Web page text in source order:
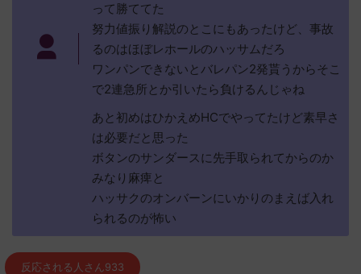
って勝ててた
努力値振り解説のとこにもあったけど、事故
るのはほぼレホールのハッサムだろ
ワンパンできないとバレパン2発貰うからそこ
で2連急所とか引いたら負けるんじゃね
あと初めはひかえめHCでやってたけど素早さ
は必要だと思った
ボタンのサンダースに先手取られてからのか
みなり麻痺と
ハッサクのオンバーンにいかりのまえば入れ
られるのが怖い
反応される人さん933